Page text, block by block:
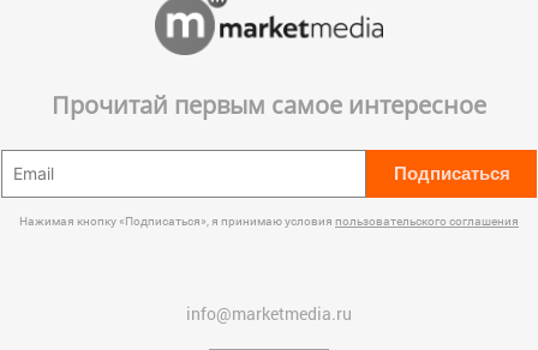
Прочитай первым самое интересное
Подписаться
Нажимая кнопку «Подписаться», я принимаю условия пользовательского соглашения
info@marketmedia.ru